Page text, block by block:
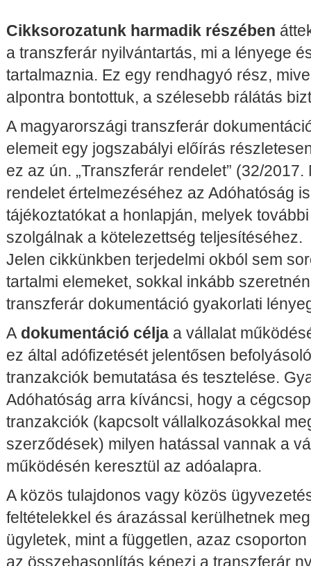
Cikksorozatunk harmadik részében
a transzferár nyilvántartás, mi a lényege
tartalmaznia. Ez egy rendhagyó rész,
alpontra bontottuk, a szélesebb rálátás
A magyarországi transzferár
elemeit egy jogszabályi előírás
ez az ún. „Transzferár rendelet” (32/2017.
rendelet értelmezéséhez az Adóhatóság
tájékoztatókat a honlapján, melyek
szolgálnak a kötelezettség teljesítéséhez.
Jelen cikkünkben terjedelmi okból sem
tartalmi elemeket, sokkal inkább
transzferár dokumentáció gyakorlati
A dokumentáció célja a vállalat
ez által adófizetését jelentősen
tranzakciók bemutatása és tesztelése.
Adóhatóság arra kíváncsi, hogy a
tranzakciók (kapcsolt vállalkozásokkal
szerződések) milyen hatással vannak a
működésén keresztül az adóalapra.
A közös tulajdonos vagy közös
feltételekkel és árazással kerülhetnek
ügyletek, mint a független, azaz
az összehasonlítás képezi a transzferár